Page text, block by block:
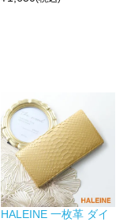
HALEINE 一枚革 ダイ